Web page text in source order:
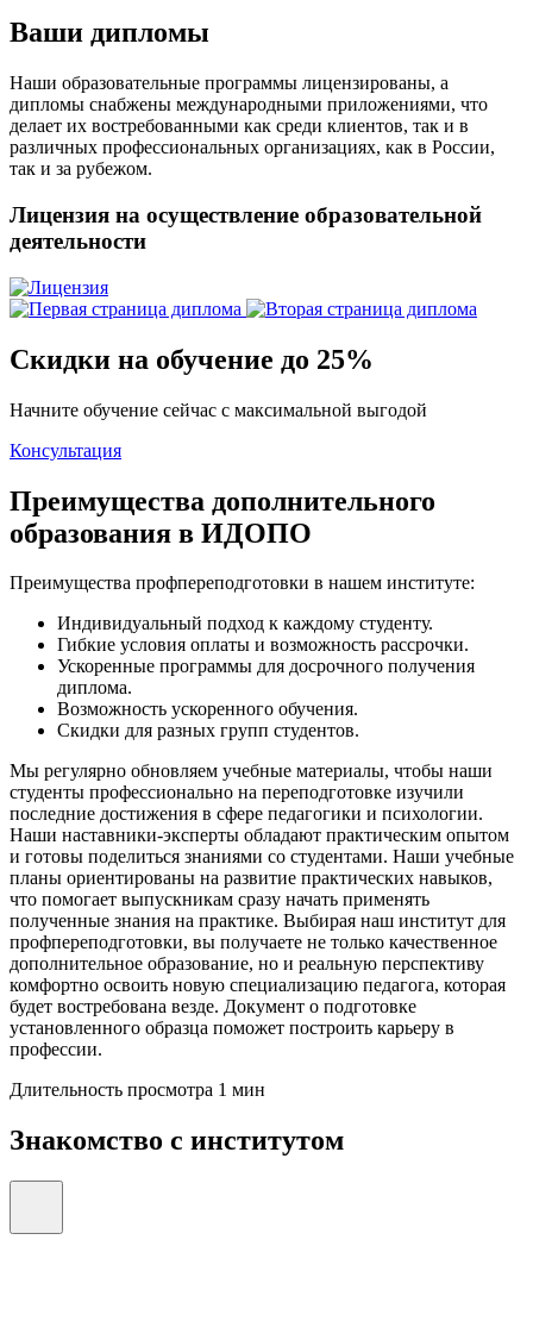
Ваши дипломы
Наши образовательные программы лицензированы, а
дипломы снабжены международными приложениями, что
делает их востребованными как среди клиентов, так и в
различных профессиональных организациях, как в России,
так и за рубежом.
Лицензия на осуществление образовательной
деятельности
Скидки на обучение до 25%
Начните обучение сейчас с максимальной выгодой
Консультация
Преимущества дополнительного
образования в ИДОПО
Преимущества профпереподготовки в нашем институте:
Индивидуальный подход к каждому студенту.
Гибкие условия оплаты и возможность рассрочки.
Ускоренные программы для досрочного получения
диплома.
Возможность ускоренного обучения.
Скидки для разных групп студентов.
Мы регулярно обновляем учебные материалы, чтобы наши
студенты профессионально на переподготовке изучили
последние достижения в сфере педагогики и психологии.
Наши наставники-эксперты обладают практическим опытом
и готовы поделиться знаниями со студентами. Наши учебные
планы ориентированы на развитие практических навыков,
что помогает выпускникам сразу начать применять
полученные знания на практике. Выбирая наш институт для
профпереподготовки, вы получаете не только качественное
дополнительное образование, но и реальную перспективу
комфортно освоить новую специализацию педагога, которая
будет востребована везде. Документ о подготовке
установленного образца поможет построить карьеру в
профессии.
Длительность просмотра 1 мин
Знакомство с институтом